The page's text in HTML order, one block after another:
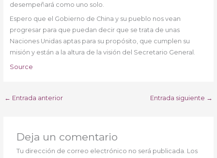
desempeñará como uno solo.
Espero que el Gobierno de China y su pueblo nos vean
progresar para que puedan decir que se trata de unas
Naciones Unidas aptas para su propósito, que cumplen su
misión y están a la altura de la visión del Secretario General.
Source
← Entrada anterior Entrada siguiente →
Deja un comentario
Tu dirección de correo electrónico no será publicada. Los